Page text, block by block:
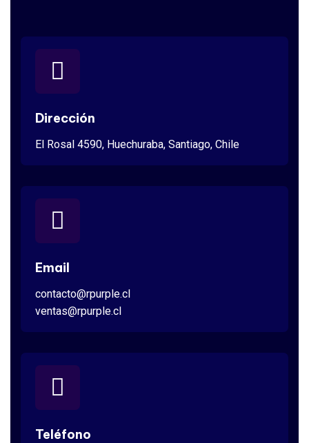
Dirección
El Rosal 4590, Huechuraba, Santiago, Chile
Email
contacto@rpurple.cl
ventas@rpurple.cl
Teléfono